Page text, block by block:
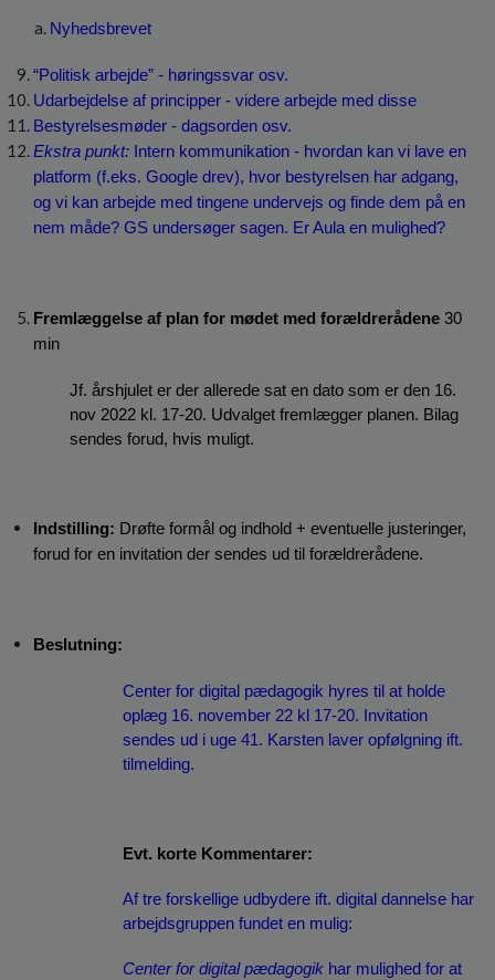
Nyhedsbrevet
“Politisk arbejde” - høringssvar osv.
Udarbejdelse af principper - videre arbejde med disse
Bestyrelsesmøder - dagsorden osv.
Ekstra punkt: Intern kommunikation - hvordan kan vi lave en
platform (f.eks. Google drev), hvor bestyrelsen har adgang,
og vi kan arbejde med tingene undervejs og finde dem på en
nem måde? GS undersøger sagen. Er Aula en mulighed?
Fremlæggelse af plan for mødet med forældrerådene 30
min
Jf. årshjulet er der allerede sat en dato som er den 16.
nov 2022 kl. 17-20. Udvalget fremlægger planen. Bilag
sendes forud, hvis muligt.
Indstilling: Drøfte formål og indhold + eventuelle justeringer,
forud for en invitation der sendes ud til forældrerådene.
Beslutning:
Center for digital pædagogik hyres til at holde
oplæg 16. november 22 kl 17-20. Invitation
sendes ud i uge 41. Karsten laver opfølgning ift.
tilmelding.
Evt. korte Kommentarer:
Af tre forskellige udbydere ift. digital dannelse har
arbejdsgruppen fundet en mulig:
Center for digital pædagogik har mulighed for at